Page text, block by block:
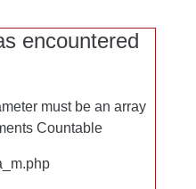
encountered
must be an array
Countable
encountered
must be an array
Countable